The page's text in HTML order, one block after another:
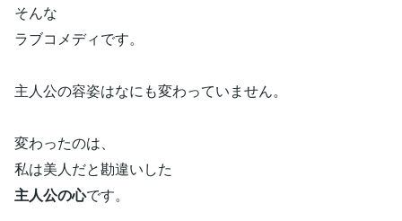
そんな
ラブコメディです。
主人公の容姿はなにも変わっていません。
変わったのは、
私は美人だと勘違いした
主人公の心です。